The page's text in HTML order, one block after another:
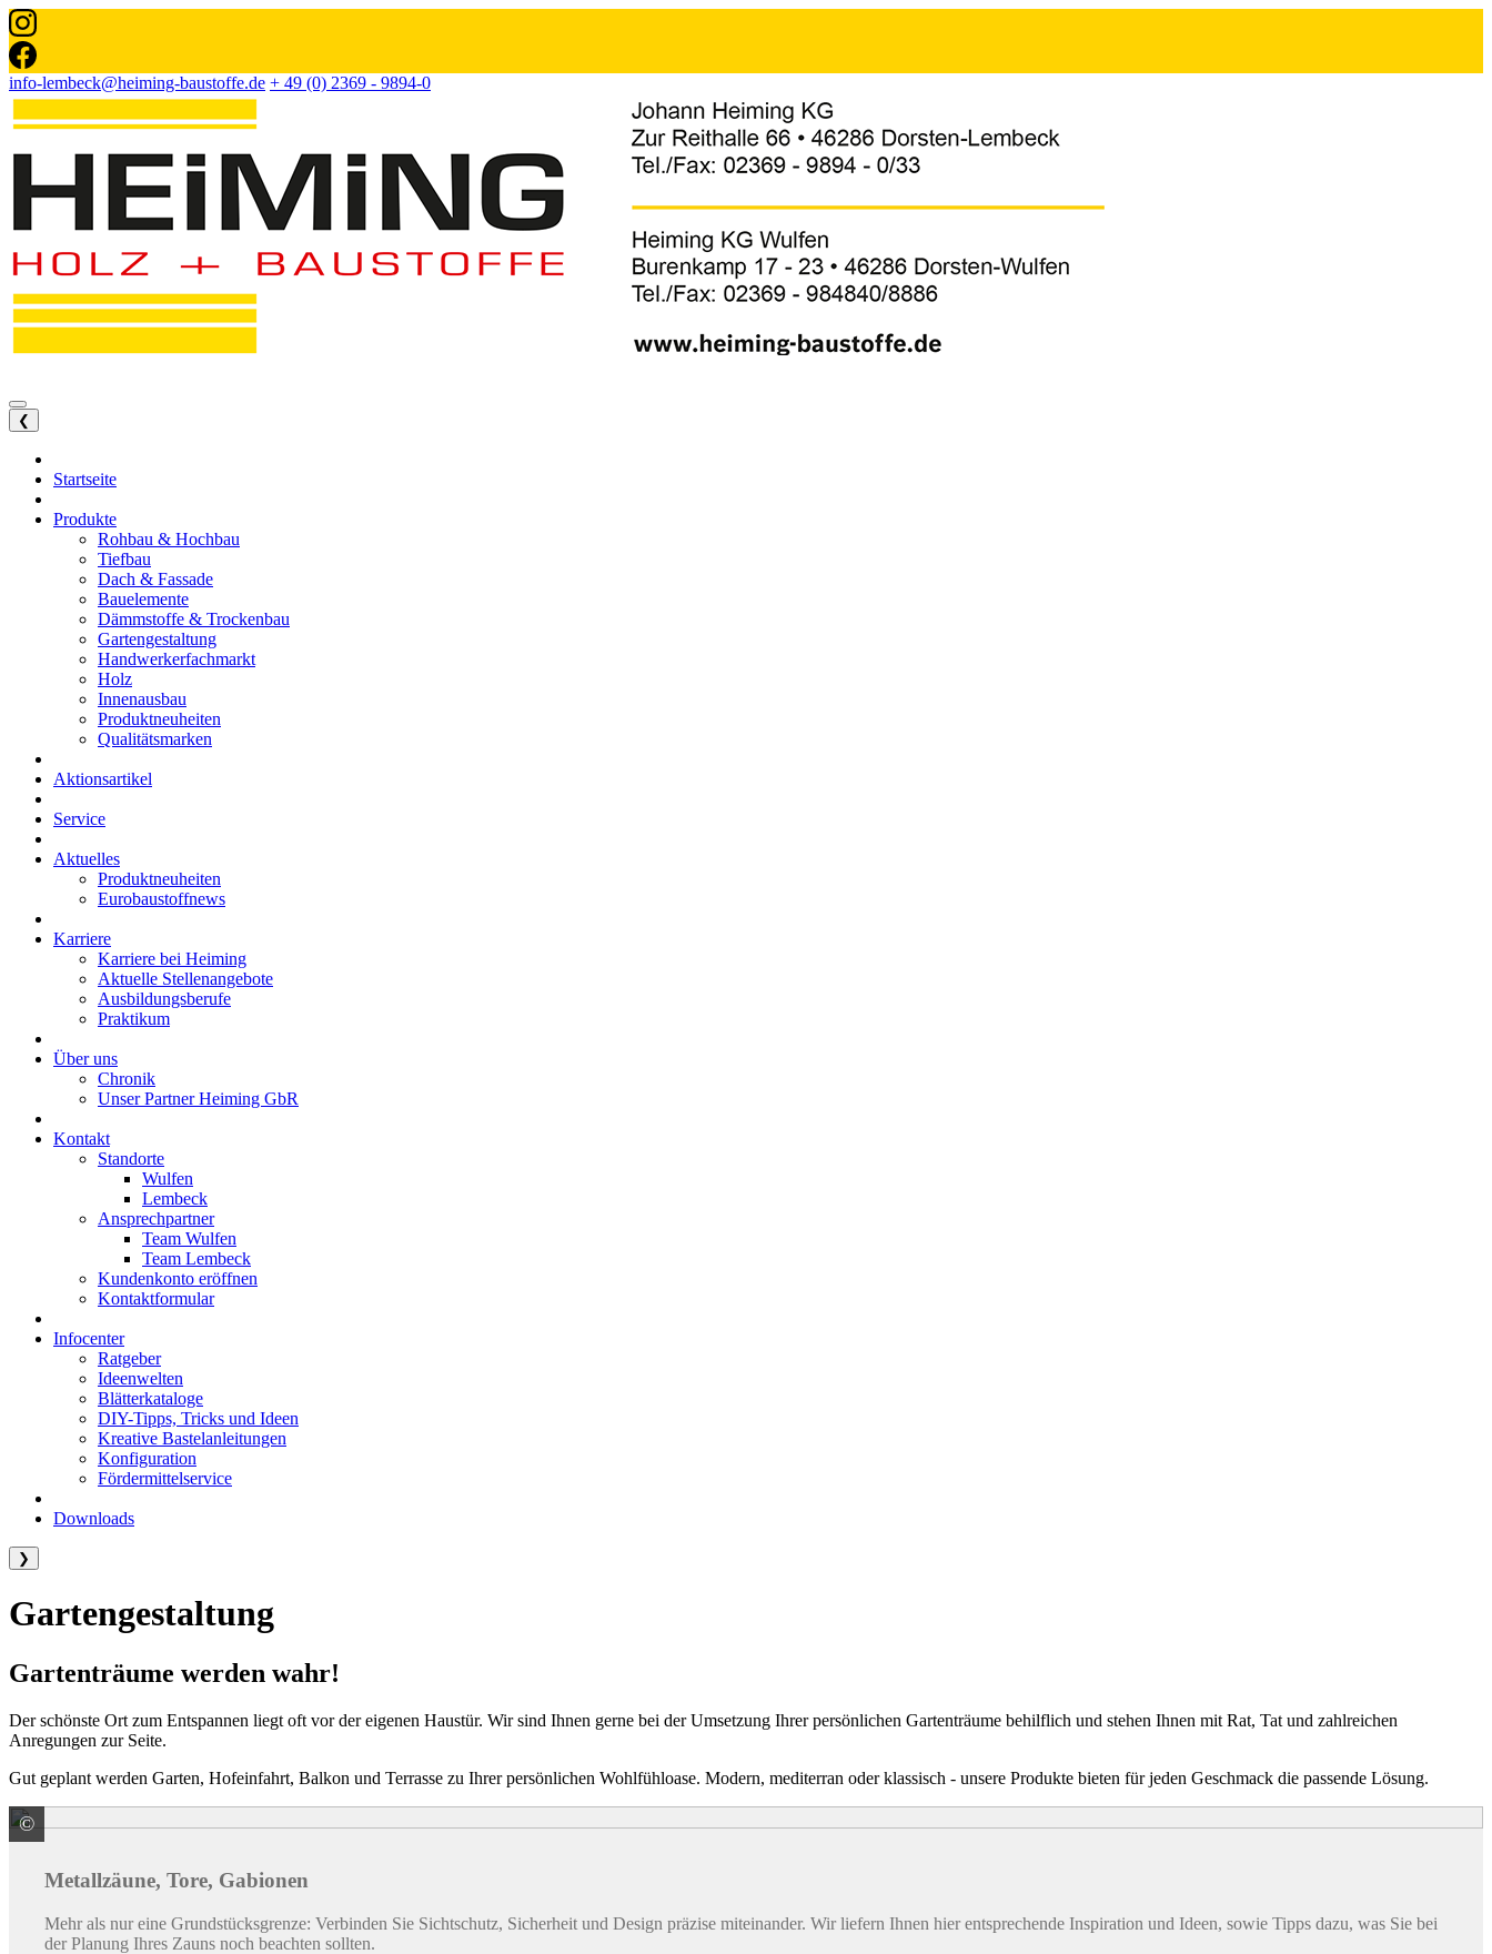
info-lembeck@heiming-baustoffe.de + 49 (0) 2369 - 9894-0
❮
Startseite
Produkte
Rohbau & Hochbau
Tiefbau
Dach & Fassade
Bauelemente
Dämmstoffe & Trockenbau
Gartengestaltung
Handwerkerfachmarkt
Holz
Innenausbau
Produktneuheiten
Qualitätsmarken
Aktionsartikel
Service
Aktuelles
Produktneuheiten
Eurobaustoffnews
Karriere
Karriere bei Heiming
Aktuelle Stellenangebote
Ausbildungsberufe
Praktikum
Über uns
Chronik
Unser Partner Heiming GbR
Kontakt
Standorte
Wulfen
Lembeck
Ansprechpartner
Team Wulfen
Team Lembeck
Kundenkonto eröffnen
Kontaktformular
Infocenter
Ratgeber
Ideenwelten
Blätterkataloge
DIY-Tipps, Tricks und Ideen
Kreative Bastelanleitungen
Konfiguration
Fördermittelservice
Downloads
❯
Gartengestaltung
Gartenträume werden wahr!
Der schönste Ort zum Entspannen liegt oft vor der eigenen Haustür. Wir sind Ihnen gerne bei der Umsetzung Ihrer persönlichen Gartenträume behilflich und stehen Ihnen mit Rat, Tat und zahlreichen
Anregungen zur Seite.
Gut geplant werden Garten, Hofeinfahrt, Balkon und Terrasse zu Ihrer persönlichen Wohlfühloase. Modern, mediterran oder klassisch - unsere Produkte bieten für jeden Geschmack die passende Lösung.
© ALWA Vertriebsmarke
Metallzäune, Tore, Gabionen
Mehr als nur eine Grundstücksgrenze: Verbinden Sie Sichtschutz, Sicherheit und Design präzise miteinander. Wir liefern Ihnen hier entsprechende Inspiration und Ideen, sowie Tipps dazu, was Sie bei
der Planung Ihres Zauns noch beachten sollten.